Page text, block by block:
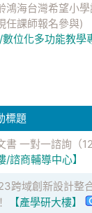
鴻海台灣希望小
任課師報名參與)
位化多功能教學
標題
書 一對一諮詢（12
/諮商輔導中心】
跨域創新設計整
【產學研大樓】